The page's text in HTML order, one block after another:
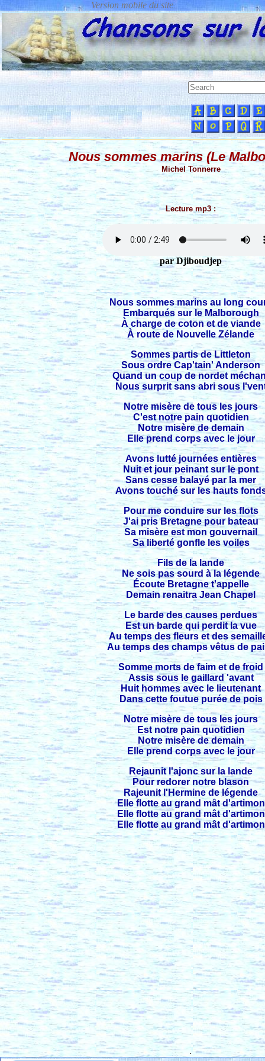
Nous sommes marins (Le
Michel Tonnerre
Lecture mp3 :
par Djiboudjep
Nous sommes marins au long
Embarqués sur le Malborough
À charge de coton et de viande
À route de Nouvelle Zélande
Sommes partis de Littleton
Sous ordre Cap'tain' Anderson
Quand un coup de nordet
Nous surprit sans abri sous
Notre misère de tous les jours
C'est notre pain quotidien
Notre misère de demain
Elle prend corps avec le jour
Avons lutté journées entières
Nuit et jour peinant sur le pont
Sans cesse balayé par la mer
Avons touché sur les hauts
Pour me conduire sur les flots
J'ai pris Bretagne pour bateau
Sa misère est mon gouvernail
Sa liberté gonfle les voiles
Fils de la lande
Ne sois pas sourd à la légende
Écoute Bretagne t'appelle
Demain renaitra Jean Chapel
Le barde des causes perdues
Est un barde qui perdit la vue
Au temps des fleurs et des
Au temps des champs vêtus de
Somme morts de faim et de froid
Assis sous le gaillard 'avant
Huit hommes avec le lieutenant
Dans cette foutue purée de pois
Notre misère de tous les jours
Est notre pain quotidien
Notre misère de demain
Elle prend corps avec le jour
Rejaunit l'ajonc sur la lande
Pour redorer notre blason
Rajeunit l'Hermine de légende
Elle flotte au grand mât d'artimon
Elle flotte au grand mât d'artimon
Elle flotte au grand mât d'artimon